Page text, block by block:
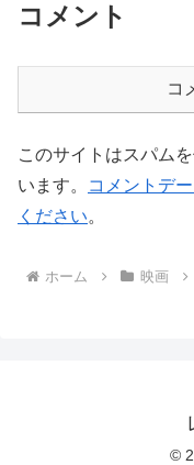
コメント
コ
このサイトはスパム
います。
コメントデ
ください。
ホーム 映画
©